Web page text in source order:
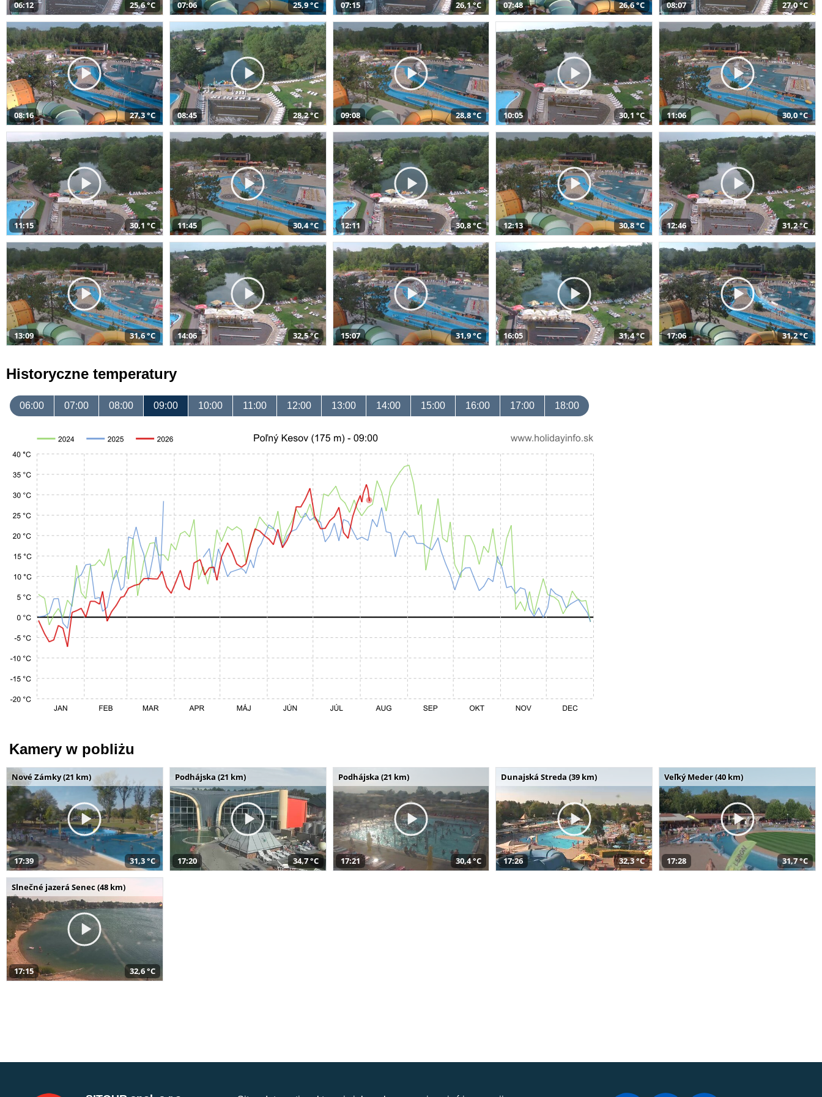
06:12 25,6 °C 07:06 25,9 °C 07:15 26,1 °C 07:48 26,6 °C 08:07 27,0 °C
08:16 27,3 °C 08:45 28,2 °C 09:08 28,8 °C 10:05 30,1 °C 11:06 30,0 °C
11:15 30,1 °C 11:45 30,4 °C 12:11 30,8 °C 12:13 30,8 °C 12:46 31,2 °C
13:09 31,6 °C 14:06 32,5 °C 15:07 31,9 °C 16:05 31,4 °C 17:06 31,2 °C
Historyczne temperatury
06:00 07:00 08:00 09:00 10:00 11:00 12:00 13:00 14:00 15:00 16:00 17:00 18:00
Kamery w pobliżu
Nové Zámky (21 km)
17:39 31,3 °C
Podhájska (21 km)
17:20 34,7 °C
Podhájska (21 km)
17:21 30,4 °C
Dunajská Streda (39 km)
17:26 32,3 °C
Veľký Meder (40 km)
17:28 31,7 °C
Slnečné jazerá Senec (48 km)
17:15 32,6 °C